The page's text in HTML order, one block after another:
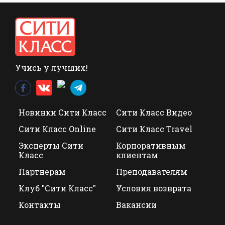
Учись у лучших!
Новинки Сити Класс
Сити Класс Видео
Сити Класс Online
Сити Класс Travel
Эксперты Сити
Класс
Корпоративным
клиентам
Партнерам
Преподавателям
Клуб "Сити Класс"
Условия возврата
Контакты
Вакансии